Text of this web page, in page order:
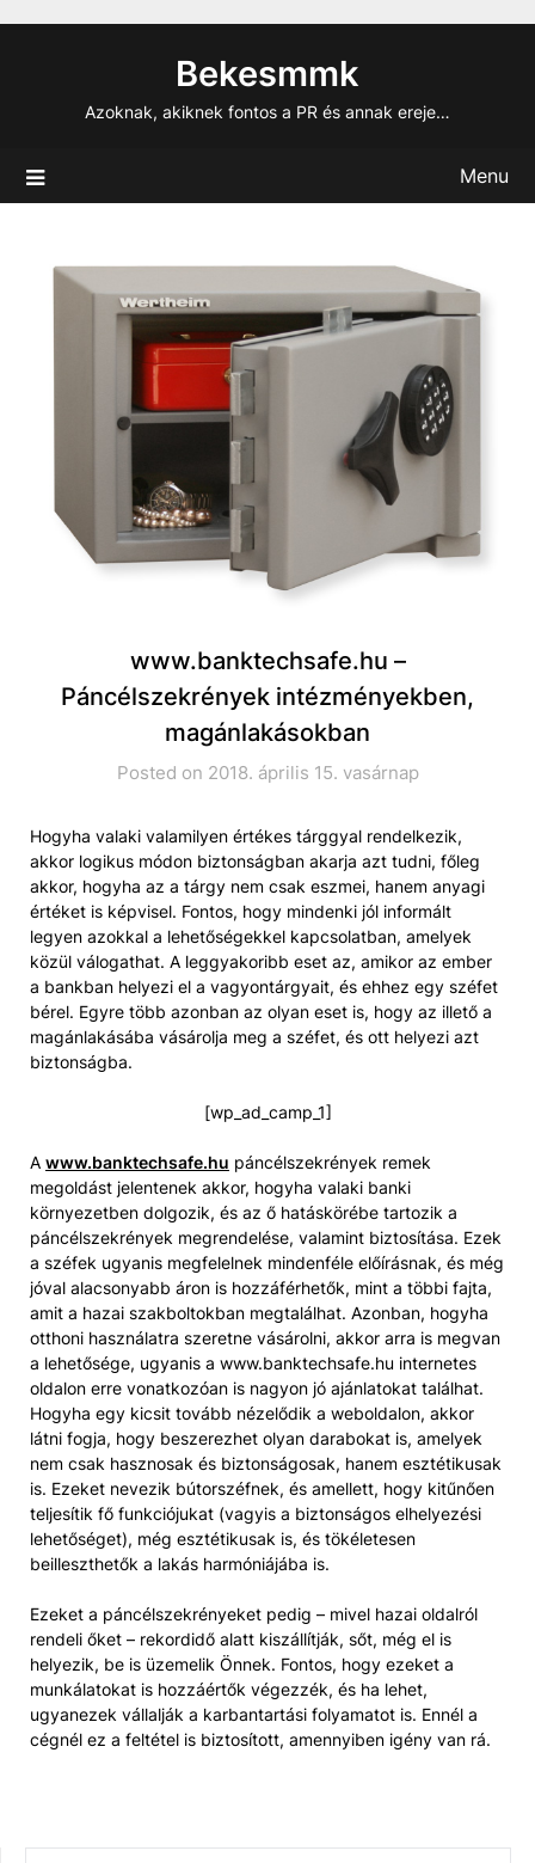
Bekesmmk
Azoknak, akiknek fontos a PR és annak ereje…
Menu
www.banktechsafe.hu –
Páncélszekrények intézményekben,
magánlakásokban
Posted on 2018. április 15. vasárnap
Hogyha valaki valamilyen értékes tárggyal rendelkezik,
akkor logikus módon biztonságban akarja azt tudni, főleg
akkor, hogyha az a tárgy nem csak eszmei, hanem anyagi
értéket is képvisel. Fontos, hogy mindenki jól informált
legyen azokkal a lehetőségekkel kapcsolatban, amelyek
közül válogathat. A leggyakoribb eset az, amikor az ember
a bankban helyezi el a vagyontárgyait, és ehhez egy széfet
bérel. Egyre több azonban az olyan eset is, hogy az illető a
magánlakásába vásárolja meg a széfet, és ott helyezi azt
biztonságba.
[wp_ad_camp_1]
A www.banktechsafe.hu páncélszekrények remek
megoldást jelentenek akkor, hogyha valaki banki
környezetben dolgozik, és az ő hatáskörébe tartozik a
páncélszekrények megrendelése, valamint biztosítása. Ezek
a széfek ugyanis megfelelnek mindenféle előírásnak, és még
jóval alacsonyabb áron is hozzáférhetők, mint a többi fajta,
amit a hazai szakboltokban megtalálhat. Azonban, hogyha
otthoni használatra szeretne vásárolni, akkor arra is megvan
a lehetősége, ugyanis a www.banktechsafe.hu internetes
oldalon erre vonatkozóan is nagyon jó ajánlatokat találhat.
Hogyha egy kicsit tovább nézelődik a weboldalon, akkor
látni fogja, hogy beszerezhet olyan darabokat is, amelyek
nem csak hasznosak és biztonságosak, hanem esztétikusak
is. Ezeket nevezik bútorszéfnek, és amellett, hogy kitűnően
teljesítik fő funkciójukat (vagyis a biztonságos elhelyezési
lehetőséget), még esztétikusak is, és tökéletesen
beilleszthetők a lakás harmóniájába is.
Ezeket a páncélszekrényeket pedig – mivel hazai oldalról
rendeli őket – rekordidő alatt kiszállítják, sőt, még el is
helyezik, be is üzemelik Önnek. Fontos, hogy ezeket a
munkálatokat is hozzáértők végezzék, és ha lehet,
ugyanezek vállalják a karbantartási folyamatot is. Ennél a
cégnél ez a feltétel is biztosított, amennyiben igény van rá.